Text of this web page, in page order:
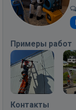
Примеры работ
Контакты